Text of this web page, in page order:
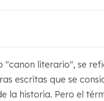
"canon literario", se
escritas que se
la historia. Pero el